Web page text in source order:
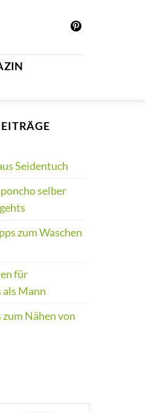
Seidentuch
selber
zum Waschen
für
als Mann
Nähen von